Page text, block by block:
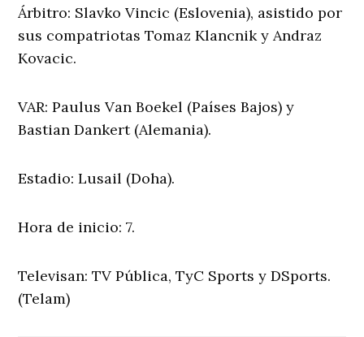
Árbitro: Slavko Vincic (Eslovenia), asistido por
sus compatriotas Tomaz Klancnik y Andraz
Kovacic.
VAR: Paulus Van Boekel (Países Bajos) y
Bastian Dankert (Alemania).
Estadio: Lusail (Doha).
Hora de inicio: 7.
Televisan: TV Pública, TyC Sports y DSports.
(Telam)